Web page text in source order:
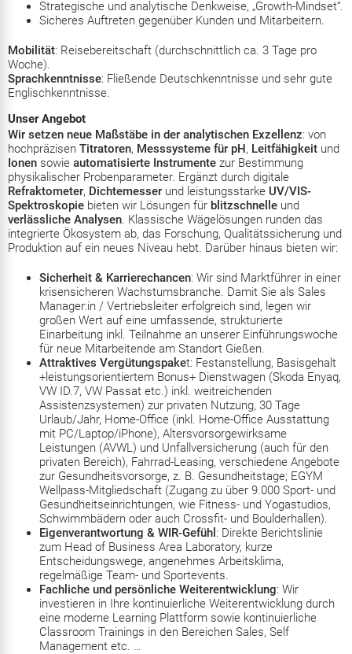
Strategische und analytische Denkweise, „Growth‑Mindset“.
Sicheres Auftreten gegenüber Kunden und Mitarbeitern.
Mobilität: Reisebereitschaft (durchschnittlich ca. 3 Tage pro
Woche).
Sprachkenntnisse: Fließende Deutschkenntnisse und sehr gute
Englischkenntnisse.
Unser Angebot
Wir setzen neue Maßstäbe in der analytischen Exzellenz: von
hochpräzisen Titratoren, Messsysteme für pH, Leitfähigkeit und
Ionen sowie automatisierte Instrumente zur Bestimmung
physikalischer Probenparameter. Ergänzt durch digitale
Refraktometer, Dichtemesser und leistungsstarke UV/VIS-
Spektroskopie bieten wir Lösungen für blitzschnelle und
verlässliche Analysen. Klassische Wägelösungen runden das
integrierte Ökosystem ab, das Forschung, Qualitätssicherung und
Produktion auf ein neues Niveau hebt. Darüber hinaus bieten wir:
Sicherheit & Karrierechancen: Wir sind Marktführer in einer
krisensicheren Wachstumsbranche. Damit Sie als Sales
Manager:in / Vertriebsleiter erfolgreich sind, legen wir
großen Wert auf eine umfassende, strukturierte
Einarbeitung inkl. Teilnahme an unserer Einführungswoche
für neue Mitarbeitende am Standort Gießen.
Attraktives Vergütungspaket: Festanstellung, Basisgehalt
+leistungsorientiertem Bonus+ Dienstwagen (Skoda Enyaq,
VW ID.7, VW Passat etc.) inkl. weitreichenden
Assistenzsystemen) zur privaten Nutzung, 30 Tage
Urlaub/Jahr, Home-Office (inkl. Home-Office Ausstattung
mit PC/Laptop/iPhone), Altersvorsorgewirksame
Leistungen (AVWL) und Unfallversicherung (auch für den
privaten Bereich), Fahrrad-Leasing, verschiedene Angebote
zur Gesundheitsvorsorge, z. B. Gesundheitstage; EGYM
Wellpass-Mitgliedschaft (Zugang zu über 9.000 Sport- und
Gesundheitseinrichtungen, wie Fitness- und Yogastudios,
Schwimmbädern oder auch Crossfit- und Boulderhallen).
Eigenverantwortung & WIR-Gefühl : Direkte Berichtslinie
zum Head of Business Area Laboratory, kurze
Entscheidungswege, angenehmes Arbeitsklima,
regelmäßige Team- und Sportevents.
Fachliche und persönliche Weiterentwicklung: Wir
investieren in Ihre kontinuierliche Weiterentwicklung durch
eine moderne Learning Plattform sowie kontinuierliche
Classroom Trainings in den Bereichen Sales, Self
Management etc. …